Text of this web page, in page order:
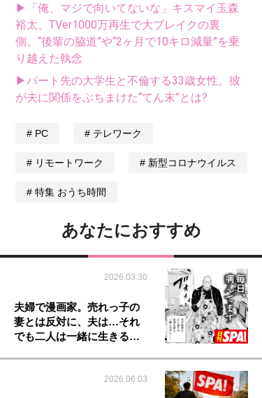
▶「俺、マジで向いてないな」キスマイ玉森
裕太、TVer1000万再生で大ブレイクの裏
側。“後輩の脇道”や“2ヶ月で10キロ減量”を乗
り越えた執念
▶パート先の大学生と不倫する33歳女性。彼
が夫に関係をぶちまけた“てん末”とは?
PC テレワーク
リモートワーク 新型コロナウイルス
特集 おうち時間
あなたにおすすめ
2026.03.30
夫婦で漫画家。売れっ子の
妻とは反対に、夫は…それ
でも二人は一緒に生きる…
2026.06.03